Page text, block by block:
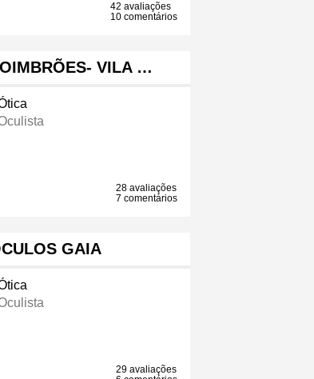
42 avaliações
10 comentários
VILA …
28 avaliações
7 comentários
GAIA
29 avaliações